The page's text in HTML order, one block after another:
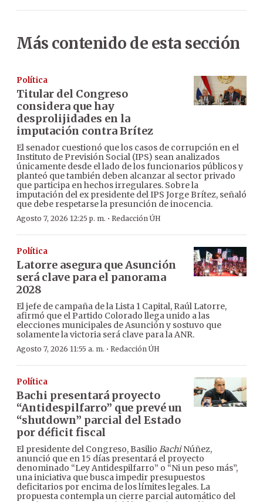
Más contenido de esta sección
Política
Titular del Congreso
considera que hay
desprolijidades en la
imputación contra Brítez
El senador cuestionó que los casos de corrupción en el
Instituto de Previsión Social (IPS) sean analizados
únicamente desde el lado de los funcionarios públicos y
planteó que también deben alcanzar al sector privado
que participa en hechos irregulares. Sobre la
imputación del ex presidente del IPS Jorge Brítez, señaló
que debe respetarse la presunción de inocencia.
Agosto 7, 2026 12:25 p. m. · Redacción ÚH
Política
Latorre asegura que Asunción
será clave para el panorama
2028
El jefe de campaña de la Lista 1 Capital, Raúl Latorre,
afirmó que el Partido Colorado llega unido a las
elecciones municipales de Asunción y sostuvo que
solamente la victoria será clave para la ANR.
Agosto 7, 2026 11:55 a. m. · Redacción ÚH
Política
Bachi presentará proyecto
“Antidespilfarro” que prevé un
“shutdown” parcial del Estado
por déficit fiscal
El presidente del Congreso, Basilio BachiNúñez,
anunció que en 15 días presentará el proyecto
denominado “Ley Antidespilfarro” o “Ni un peso más”,
una iniciativa que busca impedir presupuestos
deficitarios por encima de los límites legales. La
propuesta contempla un cierre parcial automático del